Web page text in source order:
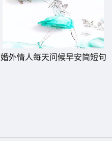
婚外情人每天问候早安简短句